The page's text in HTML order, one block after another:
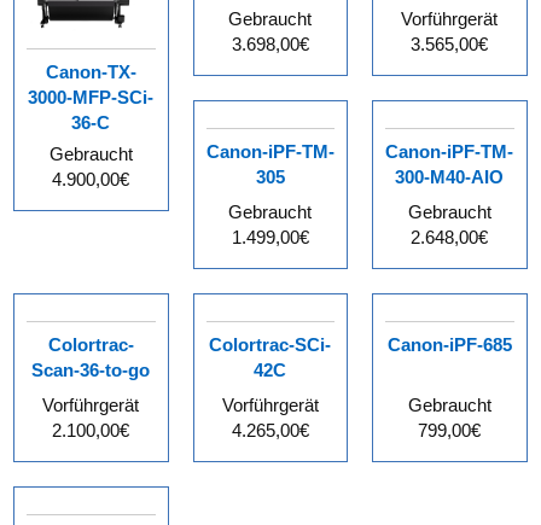
Canon-TX-
3000-MFP-SCi-
36-C
Gebraucht
4.900,00€
Gebraucht
3.698,00€
Vorführgerät
3.565,00€
Canon-iPF-TM-
305
Gebraucht
1.499,00€
Canon-iPF-TM-
300-M40-AIO
Gebraucht
2.648,00€
Colortrac-
Scan-36-to-go
Vorführgerät
2.100,00€
Colortrac-SCi-
42C
Vorführgerät
4.265,00€
Canon-iPF-685
Gebraucht
799,00€